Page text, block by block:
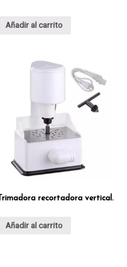
Añadir al carrito
Trimadora recortadora vertical.
Añadir al carrito